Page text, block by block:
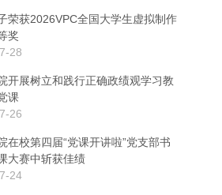
荣获2026VPC全国大学生虚拟制作
奖
28
开展树立和践行正确政绩观学习教
课
26
在校第四届“党课开讲啦”党支部书
大赛中斩获佳绩
24